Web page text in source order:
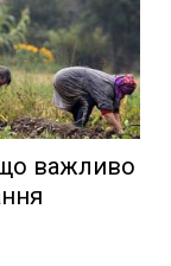
що важливо